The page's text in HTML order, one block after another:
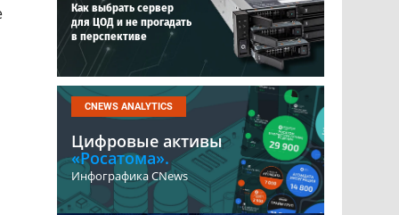
Как выбрать сервер
для ЦОД и не прогадать
в перспективе
CNEWS ANALYTICS
Цифровые активы
«Росатома».
Инфографика CNews